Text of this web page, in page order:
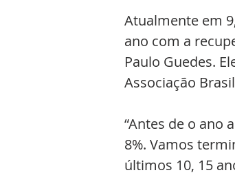
Atualmente em
ano com a
Paulo Guedes.
Associação
“Antes de o ano
8%. Vamos
últimos 10, 15